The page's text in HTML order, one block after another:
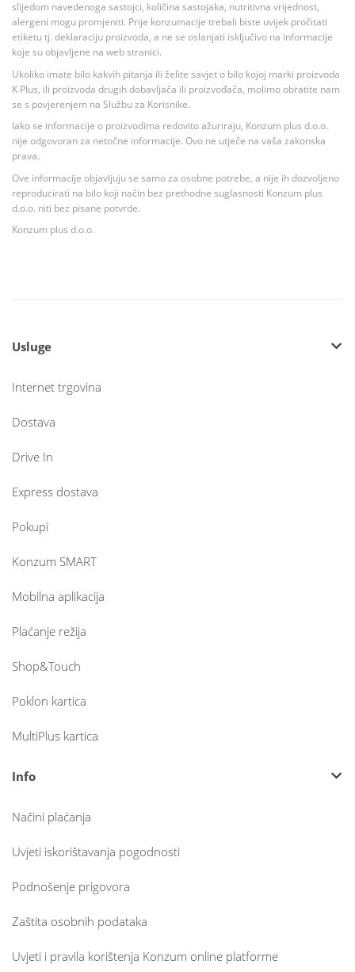
slijedom navedenoga sastojci, količina sastojaka, nutritivna vrijednost,
alergeni mogu promjeniti. Prije konzumacije trebali biste uvijek pročitati
etiketu tj. deklaraciju proizvoda, a ne se oslanjati isključivo na informacije
koje su objavljene na web stranici.
Ukoliko imate bilo kakvih pitanja ili želite savjet o bilo kojoj marki proizvoda
K Plus, ili proizvoda drugih dobavljača ili proizvođača, molimo obratite nam
se s povjerenjem na Službu za Korisnike.
Iako se informacije o proizvodima redovito ažuriraju, Konzum plus d.o.o.
nije odgovoran za netočne informacije. Ovo ne utječe na vaša zakonska
prava.
Ove informacije objavljuju se samo za osobne potrebe, a nije ih dozvoljeno
reproducirati na bilo koji način bez prethodne suglasnosti Konzum plus
d.o.o. niti bez pisane potvrde.
Konzum plus d.o.o.
Usluge
Internet trgovina
Dostava
Drive In
Express dostava
Pokupi
Konzum SMART
Mobilna aplikacija
Plaćanje režija
Shop&Touch
Poklon kartica
MultiPlus kartica
Info
Načini plaćanja
Uvjeti iskorištavanja pogodnosti
Podnošenje prigovora
Zaštita osobnih podataka
Uvjeti i pravila korištenja Konzum online platforme